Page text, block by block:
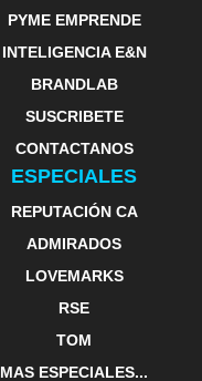
PYME EMPRENDE
INTELIGENCIA E&N
BRANDLAB
SUSCRIBETE
CONTACTANOS
ESPECIALES
REPUTACIÓN CA
ADMIRADOS
LOVEMARKS
RSE
TOM
MAS ESPECIALES...